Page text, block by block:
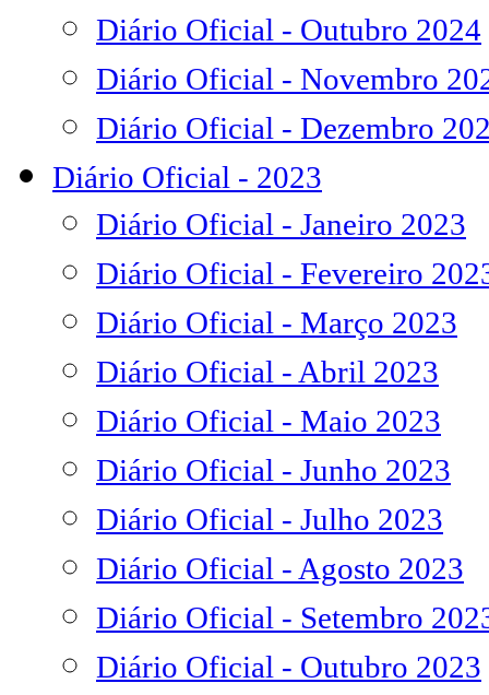
Diário Oficial - Outubro 2024
Diário Oficial - Novembro
Diário Oficial - Dezembro
Diário Oficial - 2023
Diário Oficial - Janeiro 2023
Diário Oficial - Fevereiro
Diário Oficial - Março 2023
Diário Oficial - Abril 2023
Diário Oficial - Maio 2023
Diário Oficial - Junho 2023
Diário Oficial - Julho 2023
Diário Oficial - Agosto 2023
Diário Oficial - Setembro
Diário Oficial - Outubro 2023